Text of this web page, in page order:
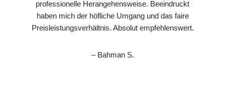
professionelle Herangehensweise. Beeindruckt
haben mich der höfliche Umgang und das faire
Preisleistungsverhältnis. Absolut empfehlenswert.
– Bahman S.